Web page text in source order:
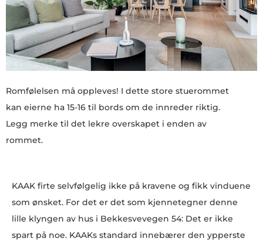
Romfølelsen må oppleves! I dette store stuerommet
kan eierne ha 15-16 til bords om de innreder riktig.
Legg merke til det lekre overskapet i enden av
rommet.
KAAK firte selvfølgelig ikke på kravene og fikk vinduene
som ønsket. For det er det som kjennetegner denne
lille klyngen av hus i Bekkesvevegen 54: Det er ikke
spart på noe. KAAKs standard innebærer den ypperste